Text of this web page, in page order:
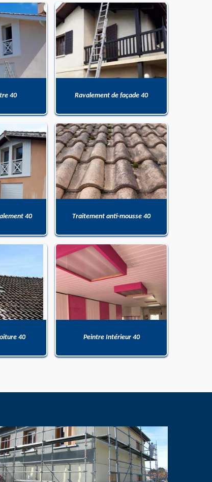
40 Ravalement de façade 40
40 Traitement anti-mousse 40
40 Peintre Intérieur 40